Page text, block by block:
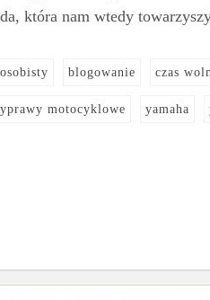
która nam wtedy
blogowanie czas
motocyklowe yamaha